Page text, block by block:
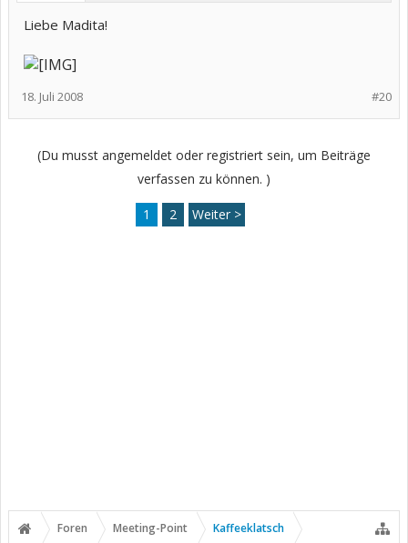
Liebe Madita!
#20
18. Juli 2008
(Du musst angemeldet oder registriert sein, um Beiträge
verfassen zu können. )
1 2 Weiter >
Foren Meeting-Point Kaffeeklatsch